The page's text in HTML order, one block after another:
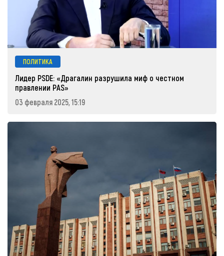
ПОЛИТИКА
Лидер PSDE: «Драгалин разрушила миф о честном
правлении PAS»
03 февраля 2025, 15:19